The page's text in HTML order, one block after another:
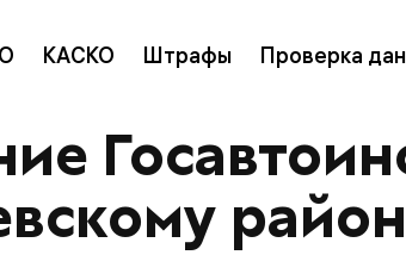
КАСКО Штрафы Проверка